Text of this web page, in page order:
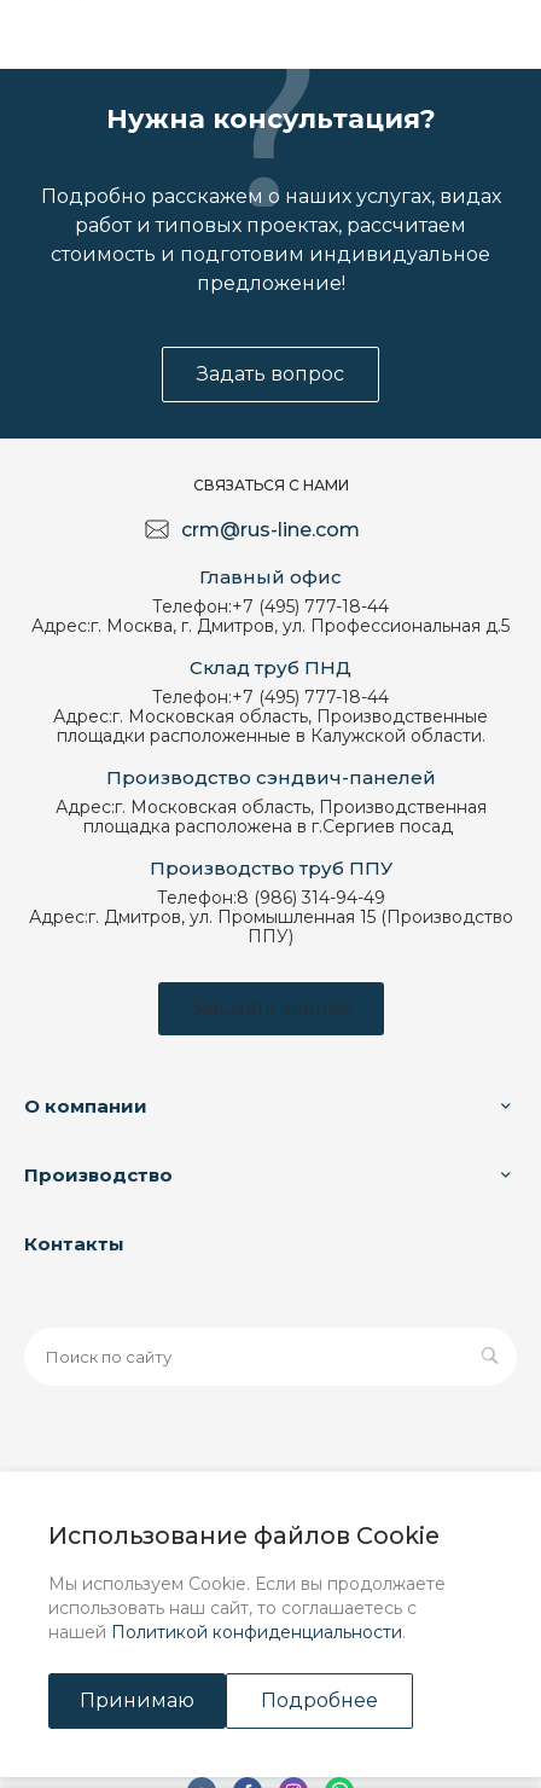
Использование файлов Cookie
Мы используем Cookie. Если вы продолжаете
использовать наш сайт, то соглашаетесь с
нашей Политикой конфиденциальности.
Принимаю Подробнее
Нужна консультация?
Подробно расскажем о наших услугах, видах
работ и типовых проектах, рассчитаем
стоимость и подготовим индивидуальное
предложение!
Задать вопрос
СВЯЗАТЬСЯ С НАМИ
crm@rus-line.com
Главный офис
Телефон:+7 (495) 777-18-44
Адрес:г. Москва, г. Дмитров, ул. Профессиональная д.5
Склад труб ПНД
Телефон:+7 (495) 777-18-44
Адрес:г. Московская область, Производственные
площадки расположенные в Калужской области.
Производство сэндвич-панелей
Адрес:г. Московская область, Производственная
площадка расположена в г.Сергиев посад
Производство труб ППУ
Телефон:8 (986) 314-94-49
Адрес:г. Дмитров, ул. Промышленная 15 (Производство
ППУ)
Заказать звонок
О компании
Производство
Контакты
информационный характер и ни при каких условиях не
положениями Статьи 437 (2) ГК РФ.